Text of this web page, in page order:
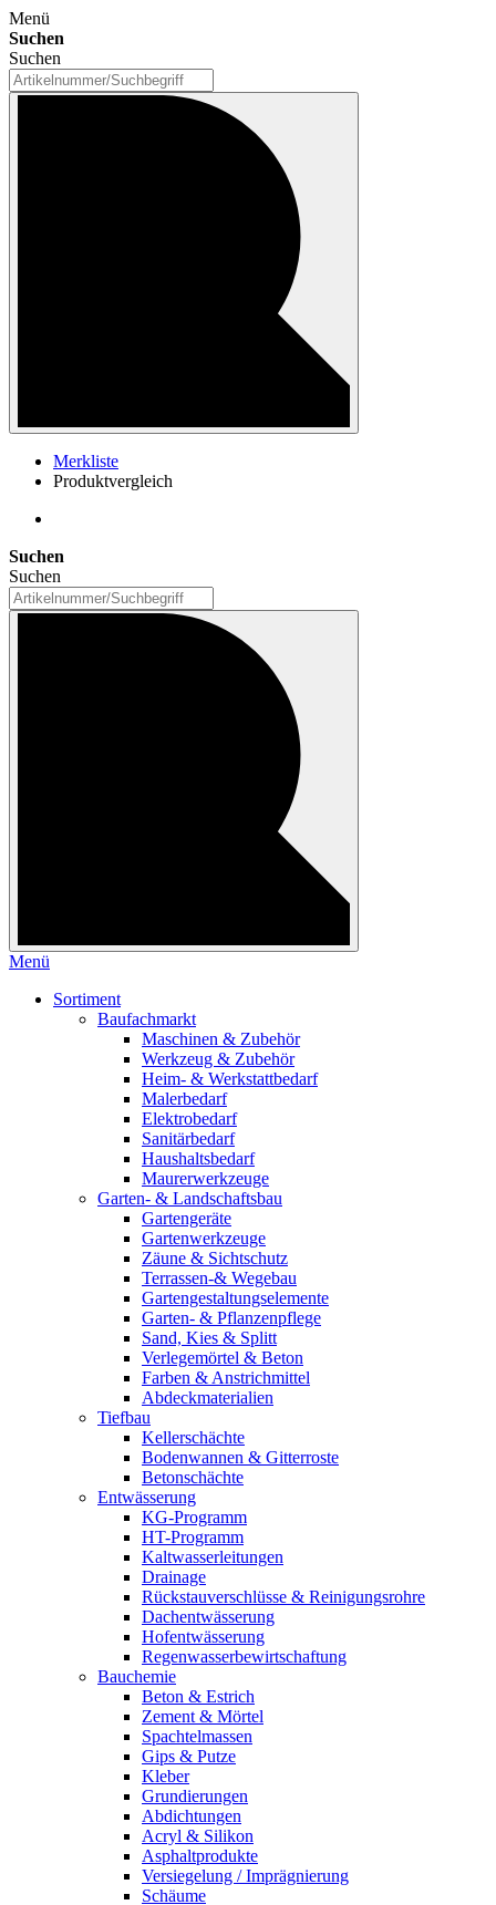
Menü
Suchen
Suchen
Merkliste
Produktvergleich
Suchen
Suchen
Menü
Sortiment
Baufachmarkt
Maschinen & Zubehör
Werkzeug & Zubehör
Heim- & Werkstattbedarf
Malerbedarf
Elektrobedarf
Sanitärbedarf
Haushaltsbedarf
Maurerwerkzeuge
Garten- & Landschaftsbau
Gartengeräte
Gartenwerkzeuge
Zäune & Sichtschutz
Terrassen-& Wegebau
Gartengestaltungselemente
Garten- & Pflanzenpflege
Sand, Kies & Splitt
Verlegemörtel & Beton
Farben & Anstrichmittel
Abdeckmaterialien
Tiefbau
Kellerschächte
Bodenwannen & Gitterroste
Betonschächte
Entwässerung
KG-Programm
HT-Programm
Kaltwasserleitungen
Drainage
Rückstauverschlüsse & Reinigungsrohre
Dachentwässerung
Hofentwässerung
Regenwasserbewirtschaftung
Bauchemie
Beton & Estrich
Zement & Mörtel
Spachtelmassen
Gips & Putze
Kleber
Grundierungen
Abdichtungen
Acryl & Silikon
Asphaltprodukte
Versiegelung / Imprägnierung
Schäume